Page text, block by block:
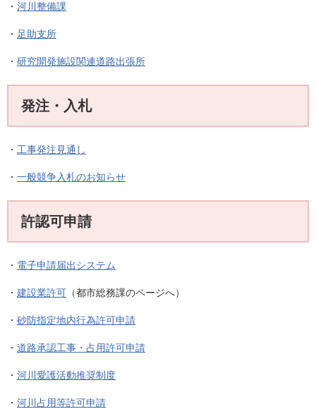
・ 河川整備課
・ 足助支所
・ 研究開発施設関連道路出張所
発注・入札
・ 工事発注見通し
・ 一般競争入札のお知らせ
許認可申請
・ 電子申請届出システム
・ 建設業許可 （都市総務課のページへ）
・ 砂防指定地内行為許可申請
・ 道路承認工事・占用許可申請
・ 河川愛護活動推奨制度
・ 河川占用等許可申請